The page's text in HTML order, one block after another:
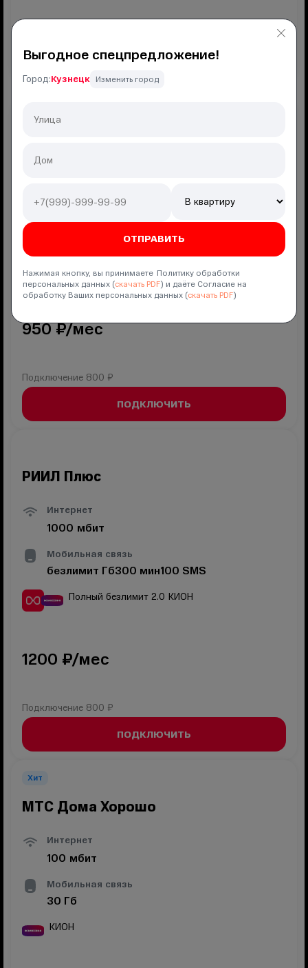
ПОДКЛЮЧИТЬ
500 мбит
Мобильная связь
300мин100SMS
950₽/мес
Подключение 800 ₽
ПОДКЛЮЧИТЬ
РИИЛ Плюс
Интернет
1000 мбит
Мобильная связь
безлимит Гб300 мин100 SMS
Полный безлимит 2.0 КИОН
1200 ₽/мес
Подключение 800 ₽
ПОДКЛЮЧИТЬ
Хит
МТС Дома Хорошо
Интернет
100 мбит
Мобильная связь
30 Гб
КИОН
Выгодное спецпредложение!
Город:Кузнецк Изменить город
Нажимая кнопку, вы принимаете Политику обработки
персональных данных (скачать PDF) и даёте Согласие на
обработку Ваших персональных данных (скачать PDF)